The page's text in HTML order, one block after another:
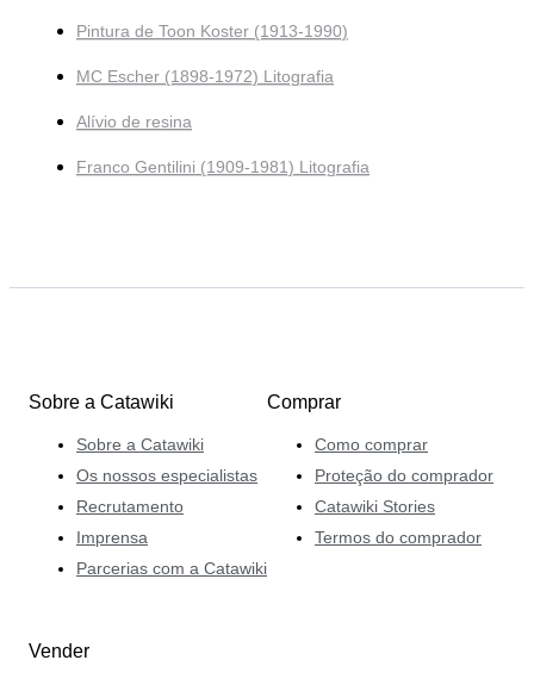
Pintura de Toon Koster (1913-1990)
MC Escher (1898-1972) Litografia
Alívio de resina
Franco Gentilini (1909-1981) Litografia
Sobre a Catawiki
Sobre a Catawiki
Os nossos especialistas
Recrutamento
Imprensa
Parcerias com a Catawiki
Comprar
Como comprar
Proteção do comprador
Catawiki Stories
Termos do comprador
Vender